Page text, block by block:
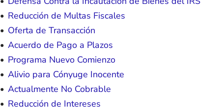
Reducción de Multas Fiscales
Oferta de Transacción
Acuerdo de Pago a Plazos
Programa Nuevo Comienzo
Alivio para Cónyuge Inocente
Actualmente No Cobrable
Reducción de Intereses